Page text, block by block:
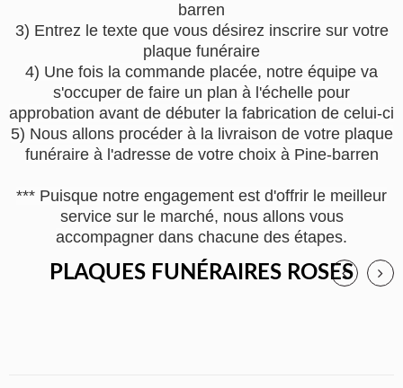
barren
3) Entrez le texte que vous désirez inscrire sur votre
plaque funéraire
4) Une fois la commande placée, notre équipe va
s'occuper de faire un plan à l'échelle pour
approbation avant de débuter la fabrication de celui-ci
5) Nous allons procéder à la livraison de votre plaque
funéraire à l'adresse de votre choix à Pine-barren
*** Puisque notre engagement est d'offrir le meilleur
service sur le marché, nous allons vous
accompagner dans chacune des étapes.
PLAQUES FUNÉRAIRES ROSES